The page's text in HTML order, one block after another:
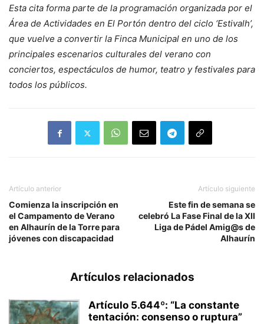
Esta cita forma parte de la programación organizada por el
Área de Actividades en El Portón dentro del ciclo ‘Estivalh’,
que vuelve a convertir la Finca Municipal en uno de los
principales escenarios culturales del verano con
conciertos, espectáculos de humor, teatro y festivales para
todos los públicos.
Artículo anterior
Comienza la inscripción en
el Campamento de Verano
en Alhaurín de la Torre para
jóvenes con discapacidad
Artículo siguiente
Este fin de semana se
celebró La Fase Final de la XII
Liga de Pádel Amig@s de
Alhaurín
Artículos relacionados
Artículo 5.644º: “La constante
tentación: consenso o ruptura”